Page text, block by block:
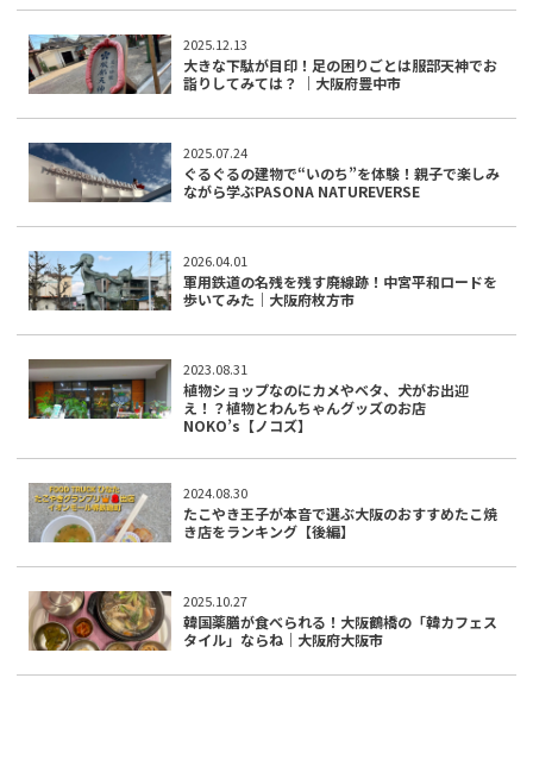
2025.12.13
大きな下駄が目印！足の困りごとは服部天神でお
詣りしてみては？ ｜大阪府豊中市
2025.07.24
ぐるぐるの建物で“いのち”を体験！親子で楽しみ
ながら学ぶPASONA NATUREVERSE
2026.04.01
軍用鉄道の名残を残す廃線跡！中宮平和ロードを
歩いてみた｜大阪府枚方市
2023.08.31
植物ショップなのにカメやベタ、犬がお出迎
え！？植物とわんちゃんグッズのお店
NOKO’s【ノコズ】
2024.08.30
たこやき王子が本音で選ぶ大阪のおすすめたこ焼
き店をランキング【後編】
2025.10.27
韓国薬膳が食べられる！大阪鶴橋の「韓カフェス
タイル」ならね｜大阪府大阪市